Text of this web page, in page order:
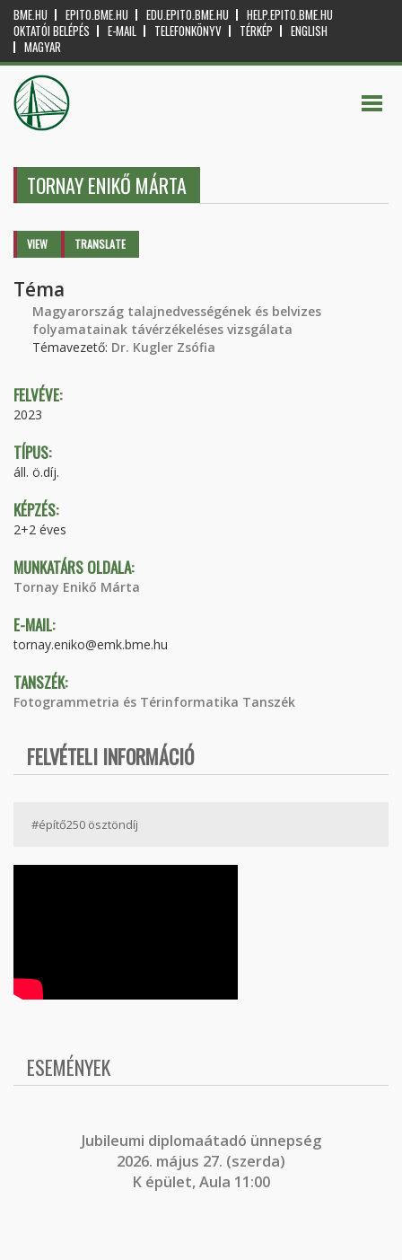
BME.HU EPITO.BME.HU EDU.EPITO.BME.HU
HELP.EPITO.BME.HU
OKTATÓI BELÉPÉS
E-MAIL TELEFONKÖNYV TÉRKÉP
ENGLISH
MAGYAR
TORNAY ENIKŐ MÁRTA
Primary tabs
VIEW (ACTIVETRANSLATE
Téma
Magyarország talajnedvességének és belvizes
folyamatainak távérzékeléses vizsgálata
Témavezető: Dr. Kugler Zsófia
FELVÉVE:
2023
TÍPUS:
áll. ö.díj.
KÉPZÉS:
2+2 éves
MUNKATÁRS OLDALA:
Tornay Enikő Márta
E-MAIL:
tornay.eniko@emk.bme.hu
TANSZÉK:
Fotogrammetria és Térinformatika Tanszék
FELVÉTELI INFORMÁCIÓ
#építő250 ösztöndíj
ESEMÉNYEK
Jubileumi diplomaátadó ünnepség
2026. május 27. (szerda)
K épület, Aula 11:00